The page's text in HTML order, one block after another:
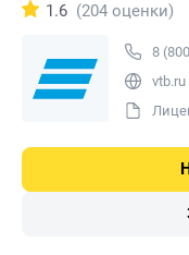
8
vtb.ru
1.6 (204 оценки)